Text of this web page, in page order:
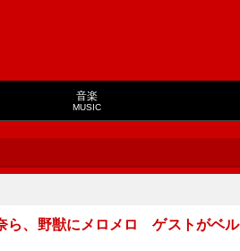
音楽
MUSIC
ら、野獣にメロメロ ゲストがベル